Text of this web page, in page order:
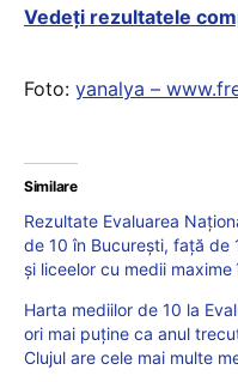
Vedeți rezultatele
Foto: yanalya –
Similare
Rezultate Evaluarea
de 10 în București, față de
și liceelor cu medii maxime
Harta mediilor de 10 la
ori mai puține ca anul
Clujul are cele mai multe